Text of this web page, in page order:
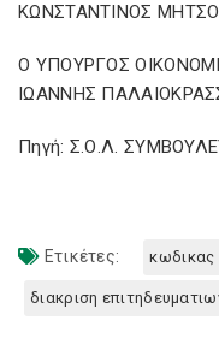
ΚΩΝΣΤΑΝΤΙΝΟΣ
Ο ΥΠΟΥΡΓΟΣ
ΙΩΑΝΝΗΣ
Πηγή: Σ.Ο.Λ.
Ετικέτες: κωδικας
διακριση